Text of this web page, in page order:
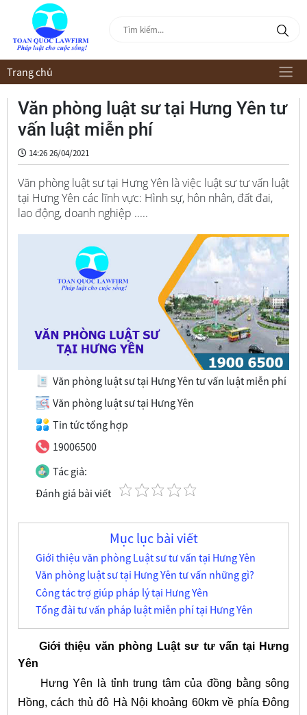
Trang chủ
Văn phòng luật sư tại Hưng Yên tư
vấn luật miễn phí
14:26 26/04/2021
Văn phòng luật sư tại Hưng Yên là việc luật sư tư vấn luật
tại Hưng Yên các lĩnh vực: Hình sự, hôn nhân, đất đai,
lao động, doanh nghiệp .....
Văn phòng luật sư tại Hưng Yên tư vấn luật miễn phí
Văn phòng luật sư tại Hưng Yên
Tin tức tổng hợp
19006500
Tác giả:
Đánh giá bài viết
Mục lục bài viết
Giới thiệu văn phòng Luật sư tư vấn tại Hưng Yên
Văn phòng luật sư tại Hưng Yên tư vấn những gì?
Công tác trợ giúp pháp lý tại Hưng Yên
Tổng đài tư vấn pháp luật miễn phí tại Hưng Yên
Giới thiệu văn phòng Luật sư tư vấn tại Hưng
Yên
Hưng Yên là tỉnh trung tâm của đồng bằng sông
Hồng, cách thủ đô Hà Nội khoảng 60km về phía Đông